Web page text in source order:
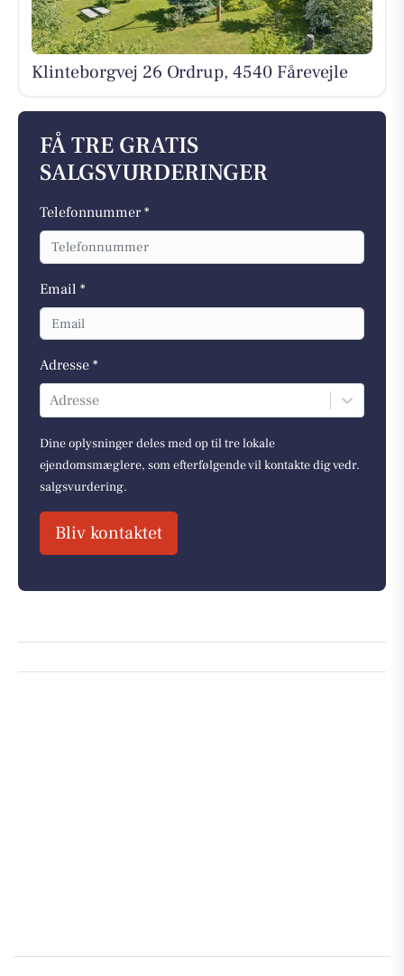
Klinteborgvej 26 Ordrup, 4540 Fårevejle
FÅ TRE GRATIS
SALGSVURDERINGER
Telefonnummer *
Email *
Adresse *
Adresse
Dine oplysninger deles med op til tre lokale
ejendomsmæglere, som efterfølgende vil kontakte dig vedr.
salgsvurdering.
Bliv kontaktet